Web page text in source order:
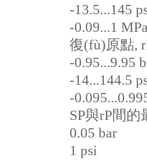
-13.5...145
-0.09...1
復(fù)原點
-0.95...9.95
-14...144.5
-
SP與rP間
0.05 bar
1 psi